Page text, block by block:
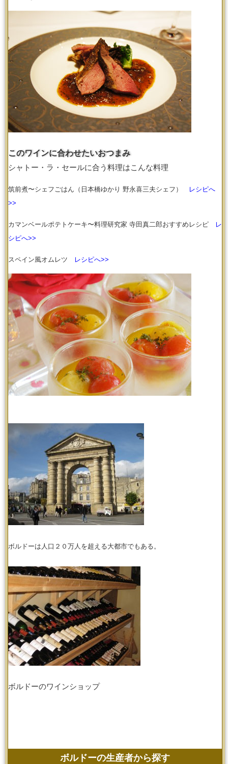
このワインに合わせたいおつまみ
シャトー・ラ・セールに合う料理はこんな料理
筑前煮〜シェフごはん（日本橋ゆかり 野永喜三夫シェフ）
レシピへ
>>
カマンベールポテトケーキ〜料理研究家 寺田真二郎おすすめレシピ
レ
シピへ>>
スペイン風オムレツ レシピへ>>
ボルドーは人口２０万人を超える大都市でもある。
ボルドーのワインショップ
ボルドーの生産者から探す